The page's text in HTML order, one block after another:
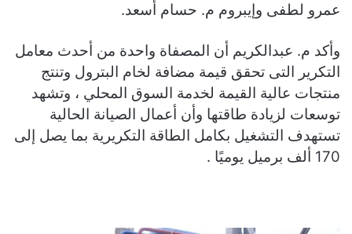
عمرو لطفى وإيبروم م. حسام أسعد.
وأكد م. عبدالكريم أن المصفاة واحدة من أحدث معامل
التكرير التى تحقق قيمة مضافة لخام البترول وتنتج
منتجات عالية القيمة لخدمة السوق المحلي ، وتشهد
توسعات لزيادة طاقتها وأن أعمال الصيانة الحالية
تستهدف التشغيل بكامل الطاقة التكريرية بما يصل إلى
170 ألف برميل يوميًا .